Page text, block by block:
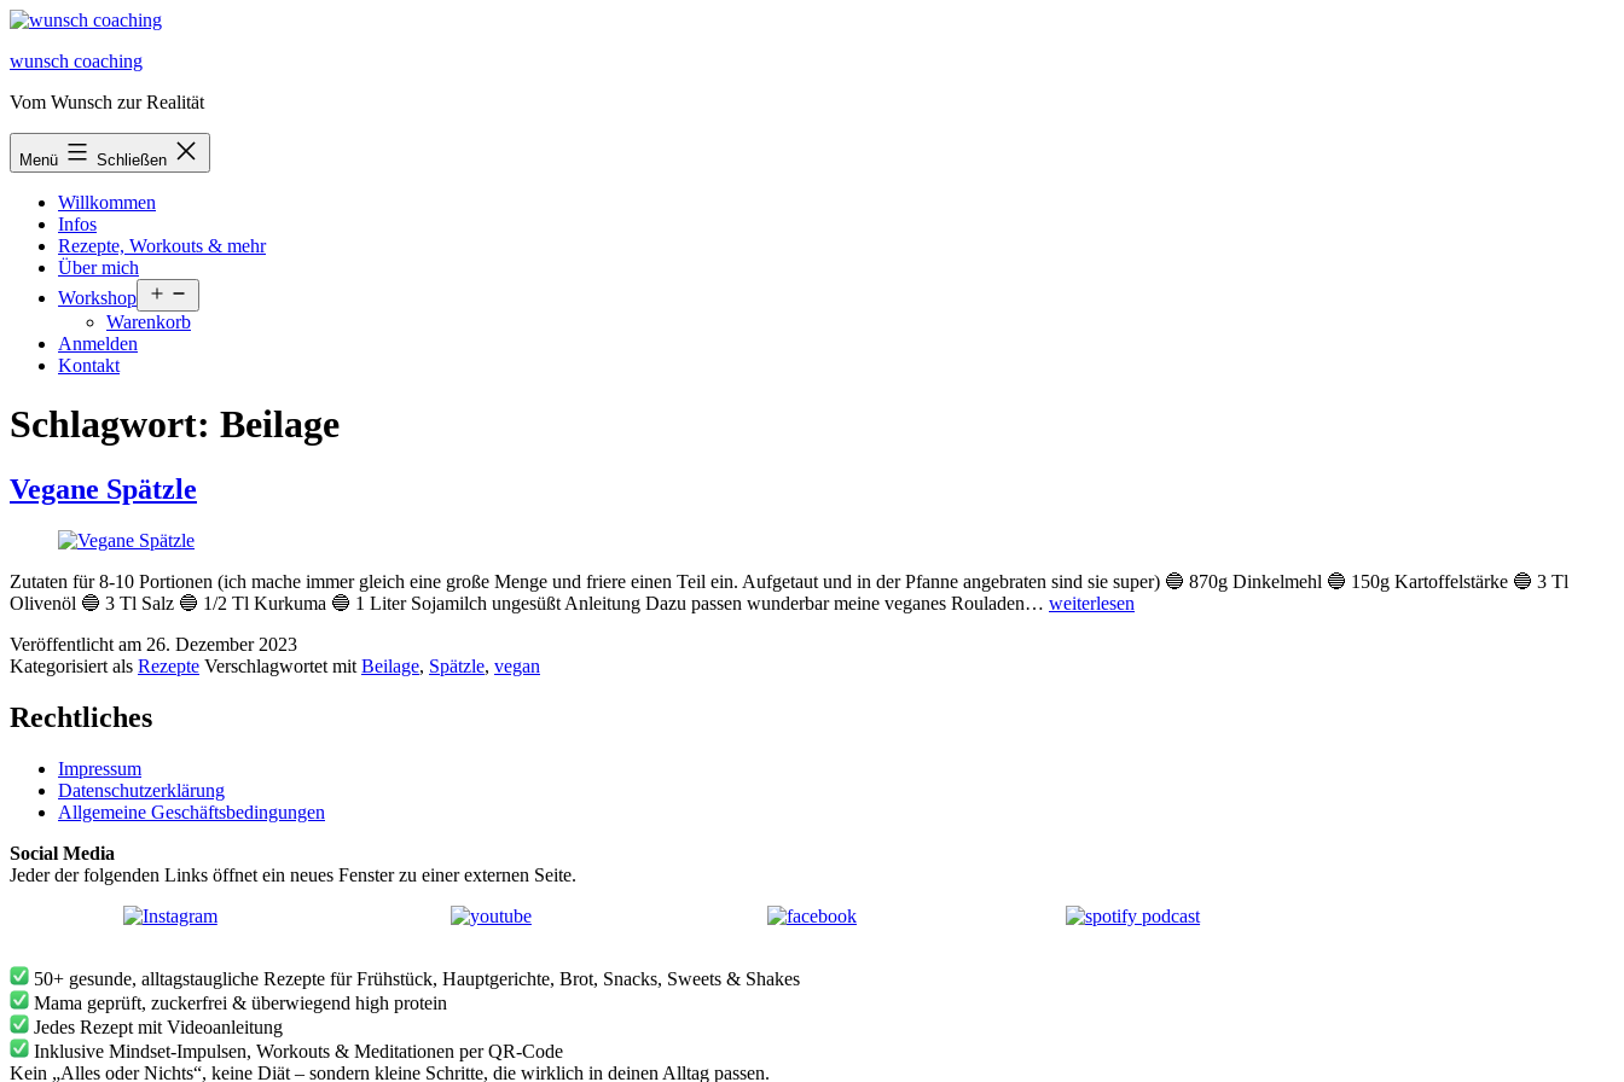
Zum
springen
wunsch coaching
Vom Wunsch zur Realität
Menü Schließen
Willkommen
Infos
Rezepte, Workouts & mehr
Über mich
Workshop
öffnen
Warenkorb
Anmelden
Kontakt
Schlagwort: Beilage
Vegane Spätzle
Zutaten für 8-10 Portionen (ich mache immer gleich eine große Menge und friere einen Teil ein. Aufgetaut und in der Pfanne angebraten sind sie super) 🔵 870g Dinkelmehl 🔵 150g Kartoffelstärke 🔵 3 Tl
Olivenöl 🔵 3 Tl Salz 🔵 1/2 Tl Kurkuma 🔵 1 Liter Sojamilch ungesüßt Anleitung Dazu passen wunderbar meine veganes Rouladen… Vegane
weiterlesen
Veröffentlicht am 26. Dezember 2023
Kategorisiert als Rezepte Verschlagwortet mit Beilage, Spätzle, vegan
Rechtliches
Impressum
Datenschutzerklärung
Allgemeine Geschäftsbedingungen
Social Media
Jeder der folgenden Links öffnet ein neues Fenster zu einer externen Seite.
50+ gesunde, alltagstaugliche Rezepte für Frühstück, Hauptgerichte, Brot, Snacks, Sweets & Shakes
Mama geprüft, zuckerfrei & überwiegend high protein
Jedes Rezept mit Videoanleitung
Inklusive Mindset-Impulsen, Workouts & Meditationen per QR-Code
Kein „Alles oder Nichts“, keine Diät – sondern kleine Schritte, die wirklich in deinen Alltag passen.